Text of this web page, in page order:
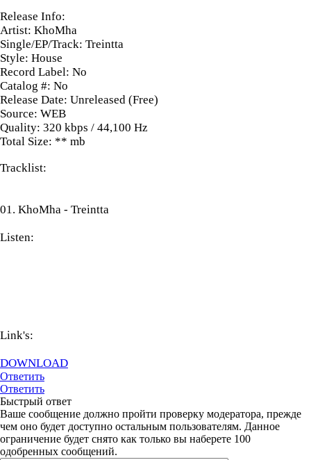
Release Info:
Artist: KhoMha
Single/EP/Track: Treintta
Style: House
Record Label: No
Catalog #: No
Release Date: Unreleased (Free)
Source: WEB
Quality: 320 kbps / 44,100 Hz
Total Size: ** mb
Tracklist:
01. KhoMha - Treintta
Listen:
Link's:
DOWNLOAD
Ответить
Ответить
Быстрый ответ
Ваше сообщение должно пройти проверку модератора, прежде
чем оно будет доступно остальным пользователям. Данное
ограничение будет снято как только вы наберете 100
одобренных сообщений.